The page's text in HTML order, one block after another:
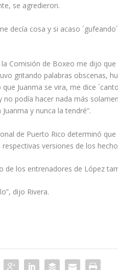
se agredieron.
decía cosa y si acaso
Comisión de Boxeo me dijo
gritando palabras obscenas,
Juanma se vira, me dice
podía hacer nada más
y nunca la tendré”.
de Puerto Rico determinó
versiones de los
los entrenadores de López
dijo Rivera.